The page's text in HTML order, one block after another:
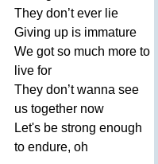
They don’t ever lie
Giving up is immature
We got so much more to
live for
They don’t wanna see
us together now
Let's be strong enough
to endure, oh